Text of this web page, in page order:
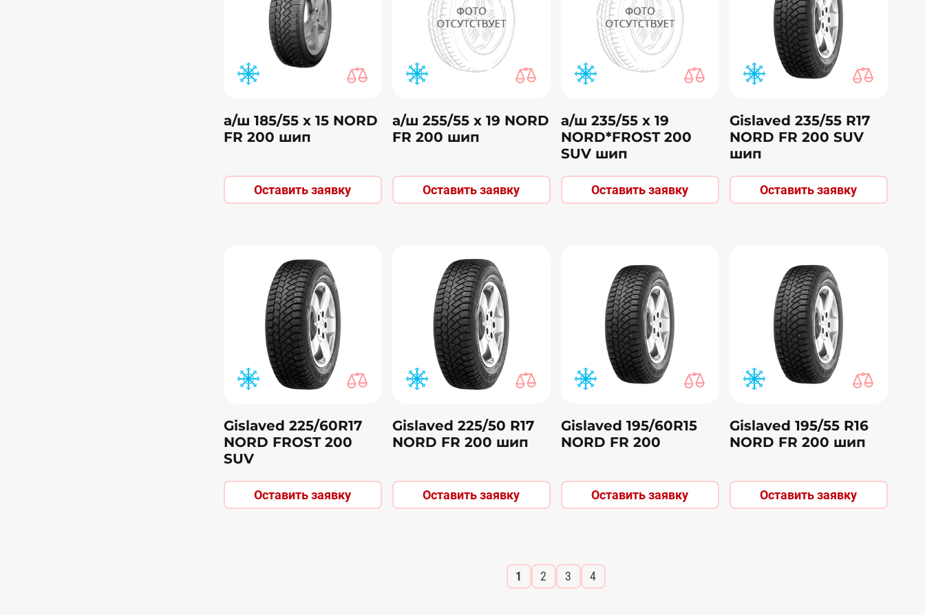
а/ш 185/55 х 15 NORD
FR 200 шип
Оставить заявку
а/ш 255/55 х 19 NORD
FR 200 шип
Оставить заявку
а/ш 235/55 х 19
NORD*FROST 200
SUV шип
Оставить заявку
Gislaved 235/55 R17
NORD FR 200 SUV
шип
Оставить заявку
Gislaved 225/60R17
NORD FROST 200
SUV
Оставить заявку
Gislaved 225/50 R17
NORD FR 200 шип
Оставить заявку
Gislaved 195/60R15
NORD FR 200
Оставить заявку
Gislaved 195/55 R16
NORD FR 200 шип
Оставить заявку
1 2 3 4